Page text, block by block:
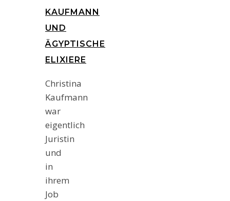
KAUFMANN
UND
ÄGYPTISCHE
ELIXIERE
Christina
Kaufmann
war
eigentlich
Juristin
und
in
ihrem
Job